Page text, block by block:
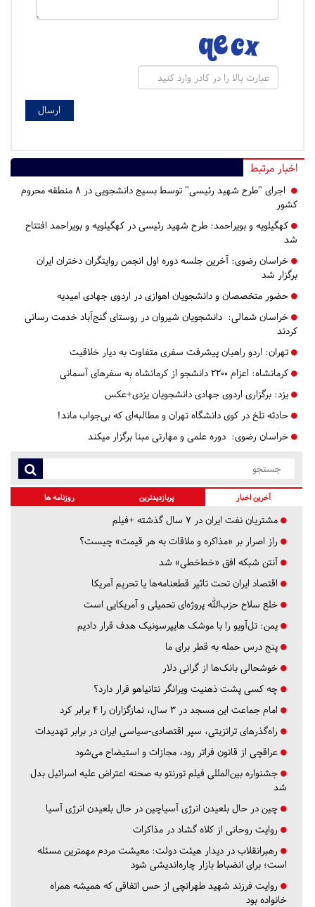
اخبار مرتبط
اجرای "طرح شهید رئیسی" توسط بسیج دانشجویی در ۸ منطقه محروم
کشور
کهگیلویه و بویراحمد: طرح شهید رئیسی در کهگیلویه و بویراحمد افتتاح
شد
خراسان رضوی: آخرین جلسه دوره اول انجمن روایتگران دختران ایران
برگزار شد
حضور متخصصان و دانشجویان اهوازی در اردوی جهادی امیدیه
خراسان شمالی: دانشجویان شیروان در روستای گنج‌آباد خدمت رسانی
کردند
تهران: اردو راهیان پیشرفت سفری متفاوت به دیار خلاقیت
کرمانشاه: اعزام 2200 دانشجو از کرمانشاه به سفرهای آسمانی
یزد: برگزاری اردوی جهادی دانشجویان یزدی+عکس
حادثه تلخ در کوی دانشگاه تهران و مطالبه‌ای که بی‌جواب ماند!
خراسان رضوی: دوره علمی و مهارتی مبنا برگزار میکند
آخرین اخبار پربازدیدترین روزنامه ها
مشتریان نفت ایران در ۷ سال گذشته +فیلم
راز اصرار بر «مذاکره و ملاقات به هر قیمت» چیست؟
آنتن شبکه افق «خط‌خطی» شد
اقتصاد ایران تحت تاثیر قطعنامه‌ها یا تحریم‌ آمریکا
خلع سلاح حزب‌الله پروژه‌ای تحمیلی و آمریکایی است
یمن: تل‌آویو را با موشک هایپرسونیک هدف قرار دادیم
پنج درس‌ حمله به قطر برای ما
خوشحالی بانک‌ها از گرانی دلار
چه کسی پشت ذهنیت ویرانگر نتانیاهو قرار دارد؟
امام جماعت این مسجد در ۳ سال، نمازگزاران را ۴ برابر کرد
راه‌گذرهای ترانزیتی، سپر اقتصادی-سیاسی ایران در برابر تهدیدات
عراقچی از قانون فراتر رود، مجازات و استیضاح می‌شود
جشنواره بین‌المللی فیلم تورنتو به صحنه اعتراض علیه اسرائیل بدل
شد
چین در حال بلعیدن انرژی آسیاچین در حال بلعیدن انرژی آسیا
روایت روحانی از کلاه گشاد در مذاکرات
رهبرانقلاب در دیدار هیئت دولت: معیشت مردم مهمترین مسئله
است؛ برای انضباط بازار چاره‌اندیشی شود
روایت فرزند شهید طهرانچی از حس اتفاقی که همیشه همراه
خانواده بود